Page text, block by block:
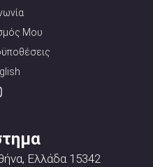
Μου
Ελλάδα 15342